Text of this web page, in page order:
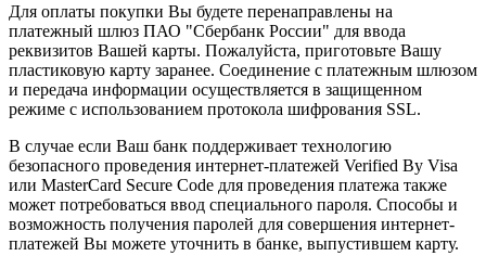
Для оплаты покупки Вы будете перенаправлены на
платежный шлюз ПАО "Сбербанк России" для ввода
реквизитов Вашей карты. Пожалуйста, приготовьте Вашу
пластиковую карту заранее. Соединение с платежным шлюзом
и передача информации осуществляется в защищенном
режиме с использованием протокола шифрования SSL.
В случае если Ваш банк поддерживает технологию
безопасного проведения интернет-платежей Verified By Visa
или MasterCard Secure Code для проведения платежа также
может потребоваться ввод специального пароля. Способы и
возможность получения паролей для совершения интернет-
платежей Вы можете уточнить в банке, выпустившем карту.